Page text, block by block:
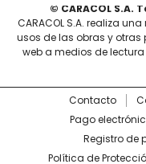
© CARACOL S.A.
CARACOL S.A. realiza
usos de las obras y otras
web a medios de
Contacto
Pago
Registro de
Política de